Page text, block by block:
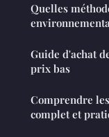
Quelles
Guide d'achat
prix bas
Comprendre
complet et